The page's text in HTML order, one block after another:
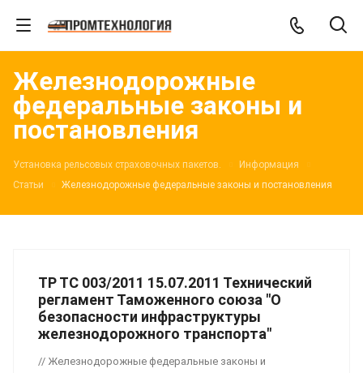
Железнодорожные
федеральные законы и
постановления
Установка рельсовых страховочных пакетов.
Информация
Статьи
Железнодорожные федеральные законы и постановления
ТР ТС 003/2011 15.07.2011 Технический
регламент Таможенного союза "О
безопасности инфраструктуры
железнодорожного транспорта"
// Железнодорожные федеральные законы и